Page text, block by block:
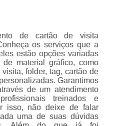
de cartão de visita
os serviços que a
estão opções variadas
material gráfico, como
folder, tag, cartão de
Garantimos
de um atendimento
treinados e
isso, não deixe de falar
uma de suas dúvidas